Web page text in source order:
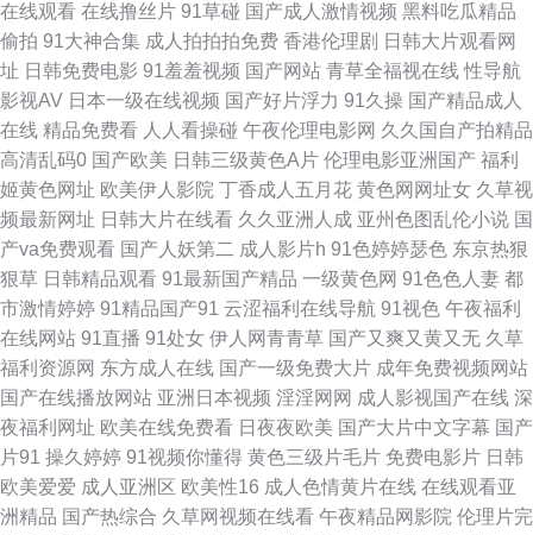
福利不卡 黄色午夜AV 玖草资源网站 先锋影音无码 91在线观看资源 日本精
品午夜 中文字幕视频91 超碰人妻人人上 国产福利久久精品 久草资源视频一
区 欧美成人香蕉网 91白丝少妇 操人妻视频 国产精品足交1区 九九网热女人
91偷拍探花网站 超碰国产123 国产成人性虐a片 激情va 青娱乐老司机77 91
视频按摩 成人小网站 国产色又黄视频 欧美干逼 午夜性色福利影院 91午夜色
色 传媒视频五区 国产足交 久久副利网 青青青久操无码 97偷拍门事件 福利
导航偷拍亚洲 美女网站色18禁 日本www高清 性爱综合网 91豆花网 AV激情
网站 国产超碰在 精品精品99 国产精品大猫AV 在线奇米666 成人福利AV 老
司机黄色网 日韩色综合 性爱日韩欧美国产 91丝足 超碰人人乐 国产色婷婷孕
在线观看 在线撸丝片 91草碰 国产成人激情视频 黑料吃瓜精品
偷拍 91大神合集 成人拍拍拍免费 香港伦理剧 日韩大片观看网
址 日韩免费电影 91羞羞视频 国产网站 青草全福视在线 性导航
影视AV 日本一级在线视频 国产好片浮力 91久操 国产精品成人
在线 精品免费看 人人看操碰 午夜伦理电影网 久久国自产拍精品
高清乱码0 国产欧美 日韩三级黄色A片 伦理电影亚洲国产 福利
姬黄色网址 欧美伊人影院 丁香成人五月花 黄色网网址女 久草视
频最新网址 日韩大片在线看 久久亚洲人成 亚州色图乱伦小说 国
产va免费观看 国产人妖第二 成人影片h 91色婷婷瑟色 东京热狠
狠草 日韩精品观看 91最新国产精品 一级黄色网 91色色人妻 都
市激情婷婷 91精品国产91 云涩福利在线导航 91视色 午夜福利
在线网站 91直播 91处女 伊人网青青草 国产又爽又黄又无 久草
福利资源网 东方成人在线 国产一级免费大片 成年免费视频网站
国产在线播放网站 亚洲日本视频 淫淫网网 成人影视国产在线 深
夜福利网址 欧美在线免费看 日夜夜欧美 国产大片中文字幕 国产
片91 操久婷婷 91视频你懂得 黄色三级片毛片 免费电影片 日韩
欧美爱爱 成人亚洲区 欧美性16 成人色情黄片在线 在线观看亚
洲精品 国产热综合 久草网视频在线看 午夜精品网影院 伦理片完